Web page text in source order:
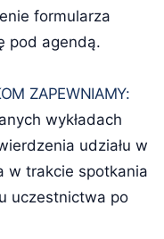
formularza
pod agendą.
ZAPEWNIAMY:
wykładach
udziału w
w trakcie spotkania
uczestnictwa po